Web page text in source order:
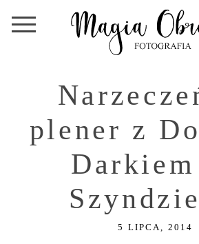
plener z
Darkiem
5 LIPCA, 2014